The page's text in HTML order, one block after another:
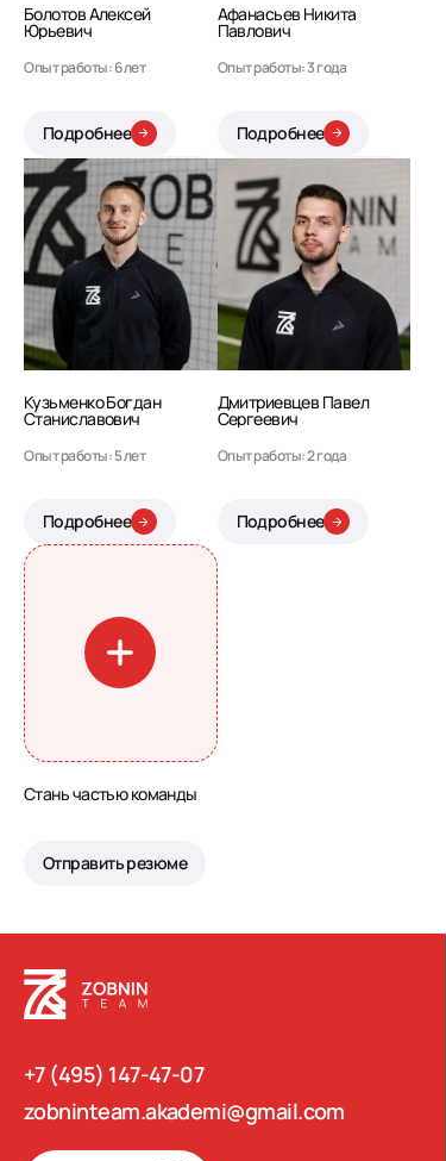
Болотов Алексей
Юрьевич
Опыт работы: 6 лет
Подробнее
Афанасьев Никита
Павлович
Опыт работы: 3 года
Подробнее
Кузьменко Богдан
Станиславович
Опыт работы: 5 лет
Подробнее
Дмитриевцев Павел
Сергеевич
Опыт работы: 2 года
Подробнее
Стань частью команды
Отправить резюме
+7 (495) 147-47-07
zobninteam.akademi@gmail.com